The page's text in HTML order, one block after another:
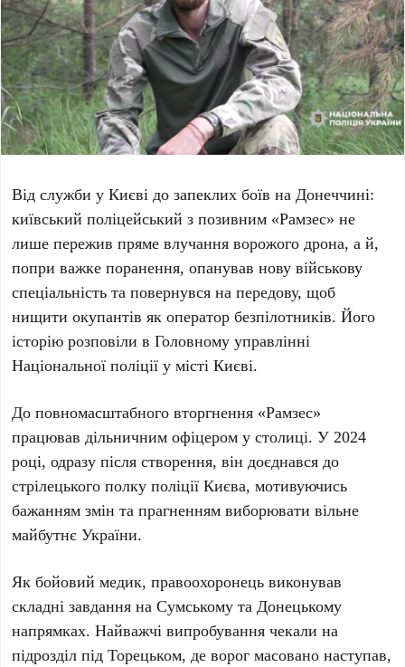
Від служби у Києві до запеклих боїв на Донеччині:
київський поліцейський з позивним «Рамзес» не
лише пережив пряме влучання ворожого дрона, а й,
попри важке поранення, опанував нову військову
спеціальність та повернувся на передову, щоб
нищити окупантів як оператор безпілотників. Його
історію розповіли вГоловному управлінні
Національної поліції у місті Києві.
До повномасштабного вторгнення «Рамзес»
працював дільничним офіцером у столиці. У2024
році, одразу після створення, він доєднався до
стрілецького полку поліції Києва, мотивуючись
бажанням змін та прагненням виборювати вільне
майбутнє України.
Як бойовий медик, правоохоронець виконував
складні завдання наСумському таДонецькому
напрямках. Найважчі випробування чекали на
підрозділ підТорецьком, де ворог масовано наступав,